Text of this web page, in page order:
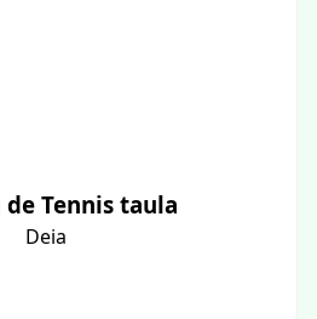
Tennis taula
Deia